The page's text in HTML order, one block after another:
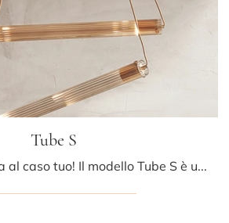
Tube S
Ecco la luce che fa al caso tuo! Il modello Tube S è una delle nostre lampade a sospensione di Riflessi.